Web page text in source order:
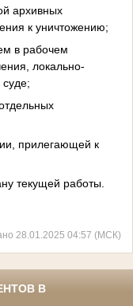
архивных
к уничтожению;
в рабочем
локально-
суде;
прилегающей к
текущей работы.
28.01.2025 04:57 (МСК)
В